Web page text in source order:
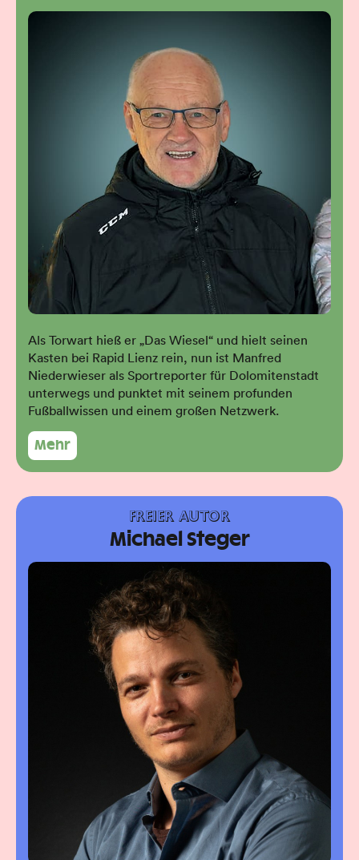
Als Torwart hieß er „Das Wiesel“ und hielt seinen
Kasten bei Rapid Lienz rein, nun ist Manfred
Niederwieser als Sportreporter für Dolomitenstadt
unterwegs und punktet mit seinem profunden
Fußballwissen und einem großen Netzwerk.
Mehr
FREIER AUTOR
Michael Steger